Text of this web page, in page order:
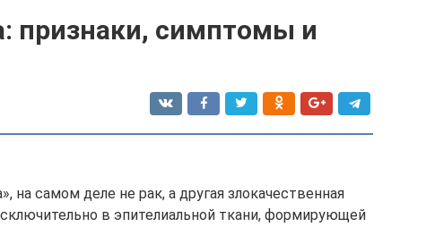
признаки, симптомы и
на самом деле не рак, а другая злокачественная
в эпителиальной ткани, формирующей